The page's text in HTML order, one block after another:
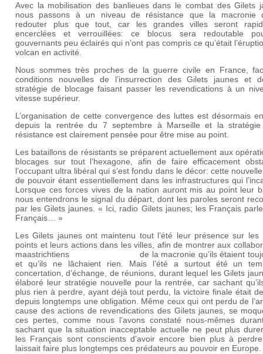
Avec la mobilisation des banlieues dans le combat des Gilets
nous passons à un niveau de résistance que la macronie
redouter plus que tout, car les grandes villes seront
encerclées et verrouillées: ce blocus sera redoutable
gouvernants peu éclairés qui n’ont pas compris ce qu’était
volcan en activité.
Nous sommes très proches de la guerre civile en France,
conditions nouvelles de l’insurrection des Gilets jaunes et
stratégie de blocage faisant passer les revendications à un
vitesse supérieur.
L’organisation de cette convergence des luttes est désormais
depuis la rentrée du 7 septembre à Marseille et la
résistance est clairement pensée pour être mise au point.
Les bataillons de résistants se préparent actuellement aux
blocages sur tout l’hexagone, afin de faire efficacement
l’occupant ultra libéral qui s’est fondu dans le décor: cette
de pouvoir étant essentiellement dans les infrastructures qui
Lorsque ces forces vives de la nation auront mis au point leur
nous entendrons le signal du départ, dont les paroles seront
par les Gilets jaunes. « Ici, radio Gilets jaunes; les Français
Français… »
Les Gilets jaunes ont maintenu tout l’été leur présence sur les
points et leurs actions dans les villes, afin de montrer aux
maastrichtiens
de la macronie qu’ils étaient
et qu’ils ne lâchaient rien. Mais l’été a surtout été un
concertation, d’échange, de réunions, durant lequel les Gilets
élaboré leur stratégie nouvelle pour la rentrée, car sachant
plus rien à perdre, ayant déjà tout perdu, la victoire finale était
depuis longtemps une obligation. Même ceux qui ont perdu de
cause des actions de revendications des Gilets jaunes, se
ces pertes, comme nous l’avons constaté nous-mêmes
sachant que la situation inacceptable actuelle ne peut plus
les Français sont conscients d’avoir encore bien plus à
laissait faire plus longtemps ces prédateurs au pouvoir en Europe.